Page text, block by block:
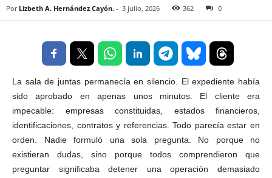
Por Lizbeth A. Hernández Cayón. - 3 julio, 2026 362 0
La sala de juntas permanecía en silencio. El expediente había
sido aprobado en apenas unos minutos. El cliente era
impecable: empresas constituidas, estados financieros,
identificaciones, contratos y referencias. Todo parecía estar en
orden. Nadie formuló una sola pregunta. No porque no
existieran dudas, sino porque todos comprendieron que
preguntar significaba detener una operación demasiado